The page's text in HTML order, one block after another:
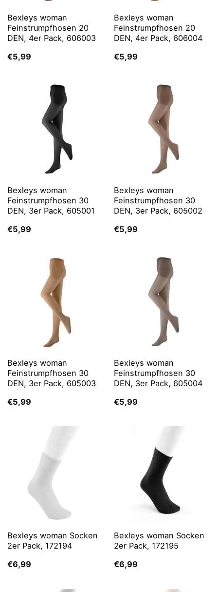
Bexleys woman
Feinstrumpfhosen 20
DEN, 4er Pack, 606003
€5,99
Bexleys woman
Feinstrumpfhosen 20
DEN, 4er Pack, 606004
€5,99
Bexleys woman
Feinstrumpfhosen 30
DEN, 3er Pack, 605001
€5,99
Bexleys woman
Feinstrumpfhosen 30
DEN, 3er Pack, 605002
€5,99
Bexleys woman
Feinstrumpfhosen 30
DEN, 3er Pack, 605003
€5,99
Bexleys woman
Feinstrumpfhosen 30
DEN, 3er Pack, 605004
€5,99
Bexleys woman Socken
2er Pack, 172194
€6,99
Bexleys woman Socken
2er Pack, 172195
€6,99